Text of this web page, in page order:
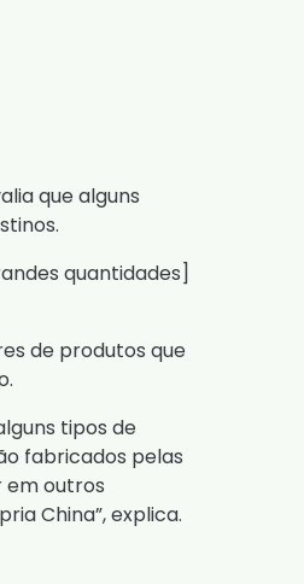
que alguns
quantidades]
de produtos que
tipos de
fabricados pelas
em outros
China”, explica.